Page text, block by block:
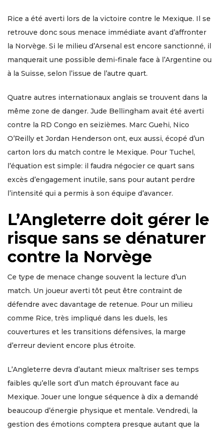
Rice a été averti lors de la victoire contre le Mexique. Il se
retrouve donc sous menace immédiate avant d’affronter
la Norvège. Si le milieu d’Arsenal est encore sanctionné, il
manquerait une possible demi-finale face à l’Argentine ou
à la Suisse, selon l’issue de l’autre quart.
Quatre autres internationaux anglais se trouvent dans la
même zone de danger. Jude Bellingham avait été averti
contre la RD Congo en seizièmes. Marc Guehi, Nico
O’Reilly et Jordan Henderson ont, eux aussi, écopé d’un
carton lors du match contre le Mexique. Pour Tuchel,
l’équation est simple: il faudra négocier ce quart sans
excès d’engagement inutile, sans pour autant perdre
l’intensité qui a permis à son équipe d’avancer.
L’Angleterre doit gérer le
risque sans se dénaturer
contre la Norvège
Ce type de menace change souvent la lecture d’un
match. Un joueur averti tôt peut être contraint de
défendre avec davantage de retenue. Pour un milieu
comme Rice, très impliqué dans les duels, les
couvertures et les transitions défensives, la marge
d’erreur devient encore plus étroite.
L’Angleterre devra d’autant mieux maîtriser ses temps
faibles qu’elle sort d’un match éprouvant face au
Mexique. Jouer une longue séquence à dix a demandé
beaucoup d’énergie physique et mentale. Vendredi, la
gestion des émotions comptera presque autant que la